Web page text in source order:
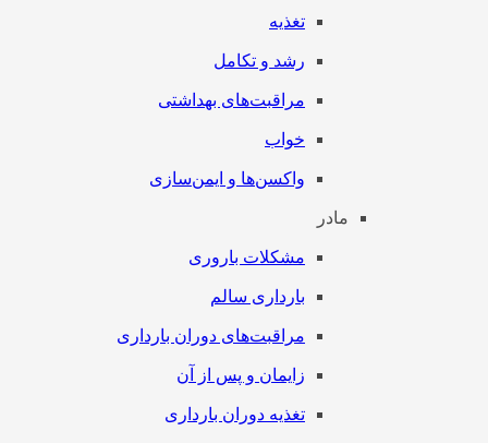
تغذیه
رشد و تکامل
مراقبت‌های بهداشتی
خواب
واکسن‌ها و ایمن‌سازی
مادر
مشکلات باروری
بارداری سالم
مراقبت‌های دوران بارداری
زایمان و پس از آن
تغذیه دوران بارداری